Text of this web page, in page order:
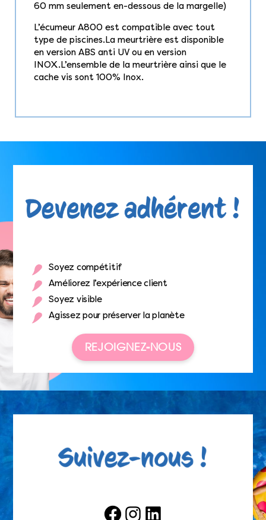
60 mm seulement en-dessous de la margelle)
L’écumeur A800 est compatible avec tout
type de piscines.La meurtrière est disponible
en version ABS anti UV ou en version
INOX.L’ensemble de la meurtrière ainsi que le
cache vis sont 100% Inox.
Soyez compétitif
Améliorez l’expérience client
Soyez visible
Agissez pour préserver la planète
REJOIGNEZ-NOUS
FacebookInstagramLinkedIn